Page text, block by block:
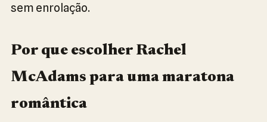
sem enrolação.
Por que escolher Rachel
McAdams para uma maratona
romântica